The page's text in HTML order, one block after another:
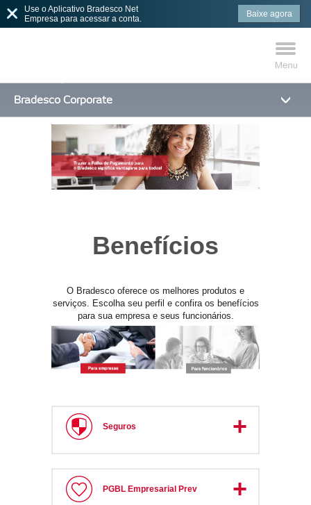
Bradesco Corporate
MAIS BUSCADOS
SUAS BUSCAS
RECENTES
Benefícios
O Bradesco oferece os melhores produtos e
serviços. Escolha seu perfil e confira os benefícios
para sua empresa e seus funcionários.
Seguros
PGBL Empresarial Prev
Use o Aplicativo Bradesco Net
Empresa para acessar a conta.
Baixe agora